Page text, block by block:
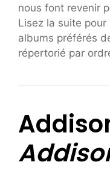
nous font revenir
Lisez la suite
albums préférés
répertorié par